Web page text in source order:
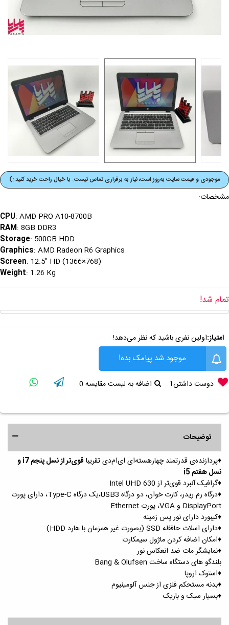
موجودی و قیمت‌ سایت به‌روز است، نیاز به برقراری تماس نیست. با خیال راحت خرید کنید :)
مشخصات:
CPU: AMD PRO A10-8700B
RAM: 8GB DDR3
Storage: 500GB HDD
Graphics: AMD Radeon R6 Graphics
Screen: 12.5" HD (1366×768)
Weight: 1.26 Kg
تمام شد!
امتیاز:اولین نفری باشید که نظر می‌دهد!
موجود شد پیامک بده!
دوست داشتن1 اضافه به لیست مقایسه 0
توضیحات
♦️پردازنده‌ی قدرتمند چهارهسته‌ای ای‌ام‌دی تقریبا
قوی‌تر از نسل پنجم i7 و
نسل هفتم i5
♦️گرافیک آنبرد قوی‌تر از Intel UHD 630
♦️درگاه رم‌ ریدر، کارت خوان، دو درگاه USB3،یک درگاه Type-C، دارای پورت
DisplayPort و VGA، پورت Ethernet
♦️کیبورد دارای نور پس زمینه
♦️دارای اسلات حافظه SSD (بصورت غیر همزمان با هارد HDD)
♦️امکان اضافه کردن ماژول سیمکارت
♦️نمایشگر مات ضد انعکاس نور
بلندگو های دستگاه ساخت Bang & Olufsen
♦️استوک اروپا
♦️بدنه مستحکم فلزی از جنس آلومینیوم
♦️بسیار سبک و باریک